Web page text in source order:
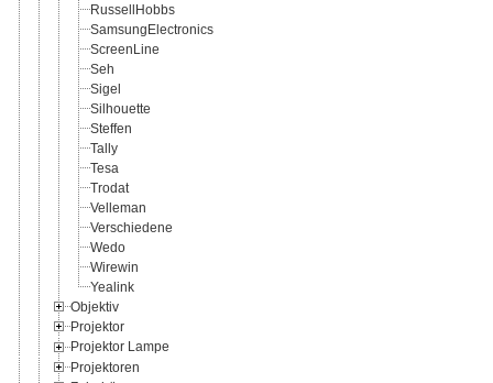
RussellHobbs
SamsungElectronics
ScreenLine
Seh
Sigel
Silhouette
Steffen
Tally
Tesa
Trodat
Velleman
Verschiedene
Wedo
Wirewin
Yealink
Objektiv
Projektor
Projektor Lampe
Projektoren